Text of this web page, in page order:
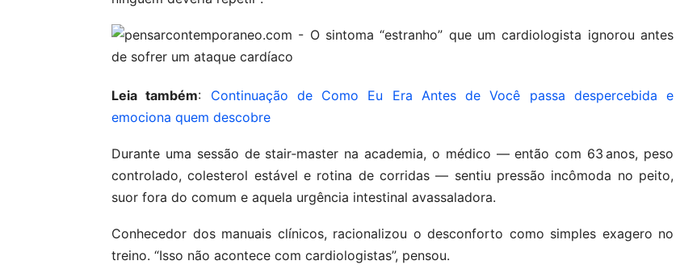
Leia também: Continuação de Como Eu Era Antes de Você passa despercebida e
emociona quem descobre
Durante uma sessão de stair‑master na academia, o médico — então com 63 anos, peso
controlado, colesterol estável e rotina de corridas — sentiu pressão incômoda no peito,
suor fora do comum e aquela urgência intestinal avassaladora.
Conhecedor dos manuais clínicos, racionalizou o desconforto como simples exagero no
treino. “Isso não acontece com cardiologistas”, pensou.